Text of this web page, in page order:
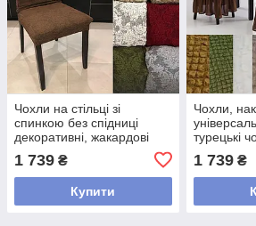
Чохли на стільці зі
спинкою без спідниці
декоративні, жакардові
чохли на стільці натяжні
турецькі Коричневий
1 739 ₴
Купити
Чохли,
турецькі
Коричневий
1 739₴